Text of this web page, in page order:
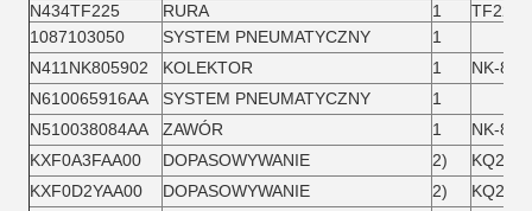
N434TF225
RURA 1
TF225
1087103050
SYSTEM PNEUMATYCZNY
1
N411NK805902
KOLEKTOR 1
NK-
N610065916AA
SYSTEM PNEUMATYCZNY
1
N510038084AA
ZAWÓR 1
NK-
KXF0A3FAA00
DOPASOWYWANIE 2)
KXF0D2YAA00
DOPASOWYWANIE 2)